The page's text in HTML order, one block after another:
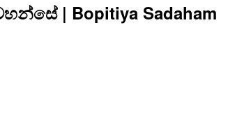
| Bopitiya Sadaham